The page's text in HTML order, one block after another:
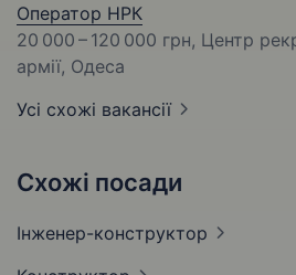
Оператор НРК
20 000 – 120 000 грн, Центр
армії, Одеса
Усі схожі вакансії
Схожі посади
Інженер-конструктор